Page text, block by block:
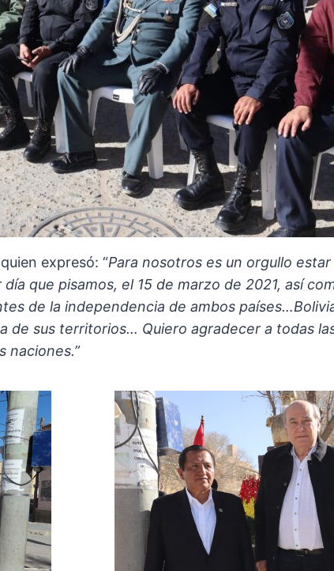
expresó: “Para nosotros es un orgullo
que pisamos, el 15 de marzo de 2021, así
de la independencia de ambos
de sus territorios… Quiero agradecer a todas
naciones.”